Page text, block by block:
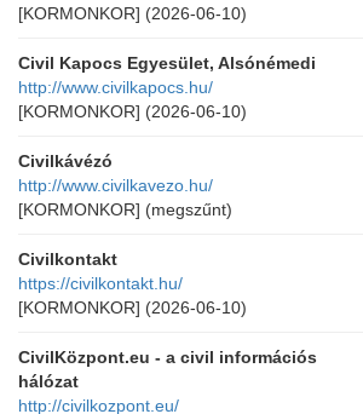
[KORMONKOR] (2026-06-10)
Civil Kapocs Egyesület, Alsónémedi
http://www.civilkapocs.hu/
[KORMONKOR] (2026-06-10)
Civilkávézó
http://www.civilkavezo.hu/
[KORMONKOR] (megszűnt)
Civilkontakt
https://civilkontakt.hu/
[KORMONKOR] (2026-06-10)
CivilKözpont.eu - a civil információs
hálózat
http://civilkozpont.eu/